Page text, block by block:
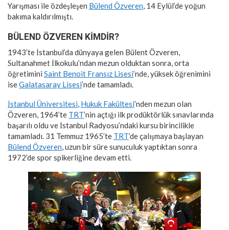
Yarışması ile özdeşleşen Bülend Özveren , 14 Eylül’de yoğun
bakıma kaldırılmıştı.
BÜLEND ÖZVEREN KİMDİR?
1943’te İstanbul’da dünyaya gelen Bülent Özveren,
Sultanahmet İlkokulu’ndan mezun olduktan sonra, orta
öğretimini Saint Benoit Fransız Lisesi’nde, yüksek öğrenimini
iseGalatasaray Lisesi’nde tamamladı.
İstanbul Üniversitesi Hukuk Fakültesi’nden mezun olan
Özveren, 1964’te TRT’nin açtığı ilk prodüktörlük sınavlarında
başarılı oldu ve İstanbul Radyosu’ndaki kursu birincilikle
tamamladı. 31 Temmuz 1965’te TRT’de çalışmaya başlayan
Bülend Özveren , uzun bir süre sunuculuk yaptıktan sonra
1972’de spor spikerliğine devam etti.